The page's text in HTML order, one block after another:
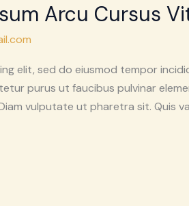
Arcu Cursus
elit, sed do eiusmod tempor
purus ut faucibus pulvinar
vulputate ut pharetra sit. Quis